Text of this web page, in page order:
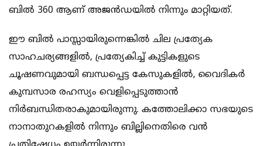
ബില്‍ 360 ആണ് അജന്‍ഡയില്‍ നിന്നും മാറ്റിയത്.
ഈ ബില്‍ പാസ്സായിരുന്നെങ്കില്‍ ചില പ്രത്യേക
സാഹചര്യങ്ങളില്‍, പ്രത്യേകിച്ച് കുട്ടികളുടെ
ചൂഷണവുമായി ബന്ധപ്പെട്ട കേസുകളില്‍, വൈദികര്‍
കുമ്പസാര രഹസ്യം വെളിപ്പെടുത്താന്‍
നിര്‍ബന്ധിതരാകുമായിരുന്നു. കത്തോലിക്കാ സഭയുടെ
നാനാതുറകളില്‍ നിന്നും ബില്ലിനെതിരെ വന്‍